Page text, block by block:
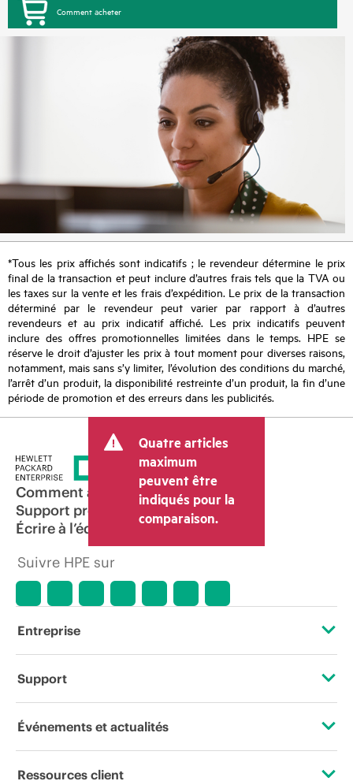
Comment acheter
*Tous les prix affichés sont indicatifs ; le revendeur détermine le prix
final de la transaction et peut inclure d’autres frais tels que la TVA ou
les taxes sur la vente et les frais d’expédition. Le prix de la transaction
déterminé par le revendeur peut varier par rapport à d’autres
revendeurs et au prix indicatif affiché. Les prix indicatifs peuvent
inclure des offres promotionnelles limitées dans le temps. HPE se
réserve le droit d’ajuster les prix à tout moment pour diverses raisons,
notamment, mais sans s’y limiter, l’évolution des conditions du marché,
l’arrêt d’un produit, la disponibilité restreinte d’un produit, la fin d’une
période de promotion et des erreurs dans les publicités.
Quatre articles
maximum
peuvent être
indiqués pour la
comparaison.
Comment acheter
Support produit
Écrire à l’équipe commerciale
Suivre HPE sur
Entreprise
À propos de HPE
Support
Services d’assistance opérationnelle (OSS)
Événements et actualités
Événements
Ressources client